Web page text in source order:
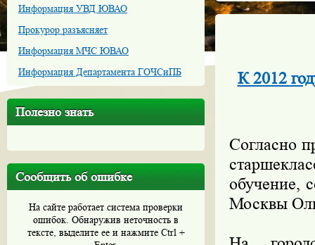
Информация УВД ЮВАО
Прокурор разъясняет
Информация МЧС ЮВАО
Информация Департамента ГОЧСиПБ
Полезно знать
Сообщить об ошибке
На сайте работает система проверки
ошибок. Обнаружив неточность в
тексте, выделите ее и нажмите Ctrl +
К 2012
Согласно
обучение,
Москвы